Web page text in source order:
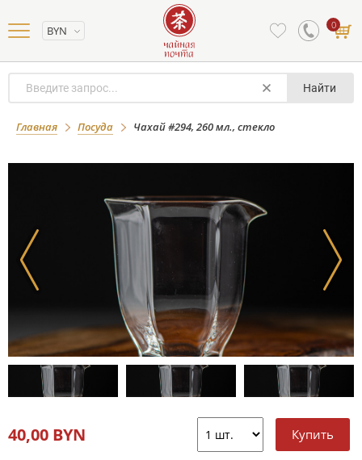
BYN 0
Найти
Главная Посуда Чахай #294, 260 мл., стекло
Чахай #294, 260 мл., стекло
40,00 BYN